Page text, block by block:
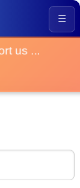
☰
us ...